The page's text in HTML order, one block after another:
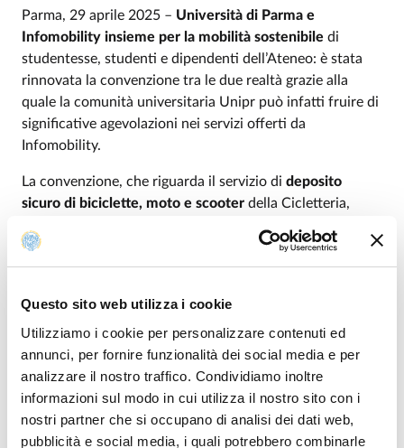
Questo sito web utilizza i cookie
Utilizziamo i cookie per personalizzare contenuti ed
annunci, per fornire funzionalità dei social media e per
analizzare il nostro traffico. Condividiamo inoltre
informazioni sul modo in cui utilizza il nostro sito con i
nostri partner che si occupano di analisi dei dati web,
pubblicità e social media, i quali potrebbero combinarle
Parma, 29 aprile 2025 – Università di Parma e
Infomobility insieme per la mobilità sostenibile di
studentesse, studenti e dipendenti dell’Ateneo: è stata
rinnovata la convenzione tra le due realtà grazie alla
quale la comunità universitaria Unipr può infatti fruire di
significative agevolazioni nei servizi offerti da
Infomobility.
La convenzione, che riguarda il servizio di deposito
sicuro di biciclette, moto e scooter della Cicletteria,
annuale e mensile.
badge identificativo Unipr, la Student Card oppure
compilare il modulo di “dichiarazione sostitutiva”
scaricabile dai siti web di Infomobility e dell’Università di
Parma insieme a un documento d’identità valido. Gli
abbonamenti per il servizio di parcheggio custodito in
Cicletteria sono sottoscrivibili in Cicletteria.